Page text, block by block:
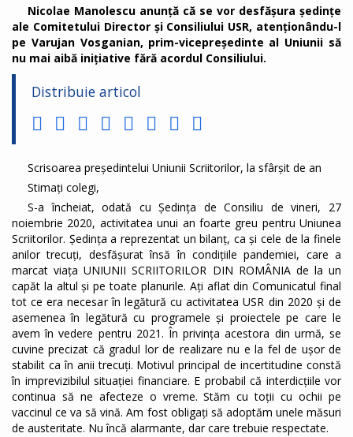
Nicolae Manolescu anunță că se vor desfășura ședințe
ale Comitetului Director și Consiliului USR, atenționându-l
pe Varujan Vosganian, prim-vicepreședinte al Uniunii să
nu mai aibă inițiative fără acordul Consiliului.
Distribuie articol
Scrisoarea președintelui Uniunii Scriitorilor, la sfârșit de an
Stimați colegi,
S-a încheiat, odată cu Ședința de Consiliu de vineri, 27
noiembrie 2020, activitatea unui an foarte greu pentru Uniunea
Scriitorilor. Ședința a reprezentat un bilanț, ca și cele de la finele
anilor trecuți, desfășurat însă în condițiile pandemiei, care a
marcat viața UNIUNII SCRIITORILOR DIN ROMÂNIA de la un
capăt la altul și pe toate planurile. Ați aflat din Comunicatul final
tot ce era necesar în legătură cu activitatea USR din 2020 și de
asemenea în legătură cu programele și proiectele pe care le
avem în vedere pentru 2021. În privința acestora din urmă, se
cuvine precizat că gradul lor de realizare nu e la fel de ușor de
stabilit ca în anii trecuți. Motivul principal de incertitudine constă
în imprevizibilul situației financiare. E probabil că interdicțiile vor
continua să ne afecteze o vreme. Stăm cu toții cu ochii pe
vaccinul ce va să vină. Am fost obligați să adoptăm unele măsuri
de austeritate. Nu încă alarmante, dar care trebuie respectate.